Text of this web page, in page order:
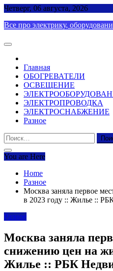
Skip
content
Четверг, 06 августа, 2026
Все про электрику,
Главная
ОБОГРЕВАТЕЛИ
ОСВЕЩЕНИЕ
ЭЛЕКТРОПРОВОДКА
ЭЛЕКТРОСНАБЖЕНИЕ
Разное
Найти:
You are Here
Home
Разное
Москва заняла первое
в 2023 году :: Жилье ::
Разное
Москва заняла
снижению цен на
Жилье :: РБК